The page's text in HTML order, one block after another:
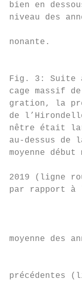
bien en
niveau des
nonante.
Fig. 3: Suite
cage massif
gration, la
de
nêtre était
au-dessus de
moyenne
2019 (ligne
par rapport à
moyenne des
précédentes